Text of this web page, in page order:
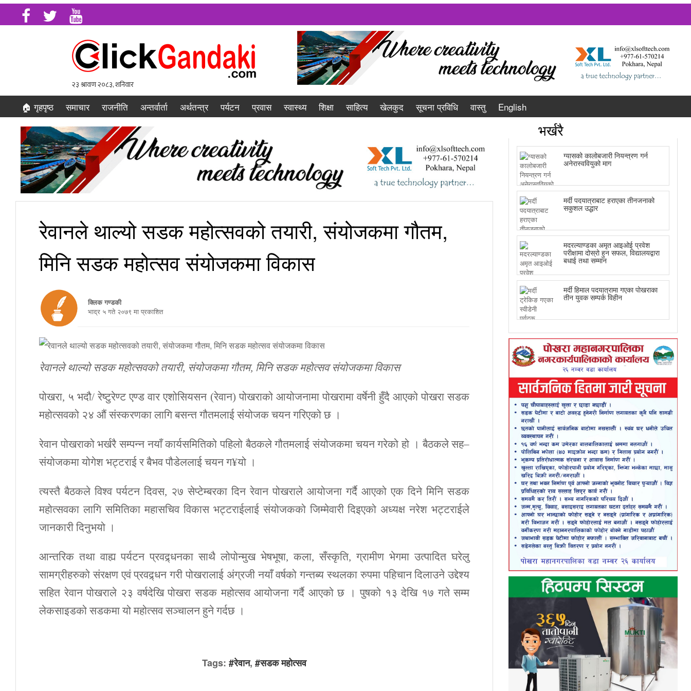
🏠 गृहपृष्ठ समाचार राजनीति अन्तर्वार्ता अर्थतन्त्र पर्यटन प्रवास स्वास्थ्य शिक्षा साहित्य खेलकुद सूचना प्रविधि वास्तु English
रेवानले थाल्यो सडक महोत्सवको तयारी, संयोजकमा गौतम,
मिनि सडक महोत्सव संयोजकमा विकास
क्लिक गण्डकी
भाद्र ५ गते २०७९ मा प्रकाशित
रेवानले थाल्यो सडक महोत्सवको तयारी, संयोजकमा गौतम, मिनि सडक महोत्सव संयोजकमा विकास
पोखरा, ५ भदौ/ रेष्टुरेण्ट एण्ड वार एशोसियसन (रेवान) पोखराको आयोजनामा पोखरामा वर्षेनी हुँदै आएको पोखरा सडक
महोत्सवको २४ औं संस्करणका लागि बसन्त गौतमलाई संयोजक चयन गरिएको छ ।
रेवान पोखराको भर्खरै सम्पन्न नयाँ कार्यसमितिको पहिलो बैठकले गौतमलाई संयोजकमा चयन गरेको हो । बैठकले सह–
संयोजकमा योगेश भट्टराई र बैभव पौडेललाई चयन ग¥यो ।
त्यस्तै बैठकले विश्व पर्यटन दिवस, २७ सेप्टेम्बरका दिन रेवान पोखराले आयोजना गर्दै आएको एक दिने मिनि सडक
महोत्सवका लागि समितिका महासचिव विकास भट्टराईलाई संयोजकको जिम्मेवारी दिइएको अध्यक्ष नरेश भट्टराईले
जानकारी दिनुभयो ।
आन्तरिक तथा वाह्य पर्यटन प्रवद्र्धनका साथै लोपोन्मुख भेषभूषा, कला, सँस्कृति, ग्रामीण भेगमा उत्पादित घरेलु
सामग्रीहरुको संरक्षण एवं प्रवद्र्धन गरी पोखरालाई अंग्रजी नयाँ वर्षको गन्तब्य स्थलका रुपमा पहिचान दिलाउने उद्देश्य
सहित रेवान पोखराले २३ वर्षदेखि पोखरा सडक महोत्सव आयोजना गर्दै आएको छ । पुषको १३ देखि १७ गते सम्म
लेकसाइडको सडकमा यो महोत्सव सञ्चालन हुने गर्दछ ।
Tags:#रेवान,#सडक महोत्सव
भर्खरै
ग्यासको कालोबजारी नियन्त्रण गर्न
अनेरास्ववियुको माग
मर्दी पदयात्राबाट हराएका तीनजनाको
सकुशल उद्धार
मदरल्याण्डका अमृत आइओई प्रवेश
परीक्षामा दोस्रो हुन सफल, विद्यालयद्वारा
बधाई तथा सम्मान
मर्दी हिमाल पदयात्रामा गएका पोखराका
तीन युवक सम्पर्क विहीन